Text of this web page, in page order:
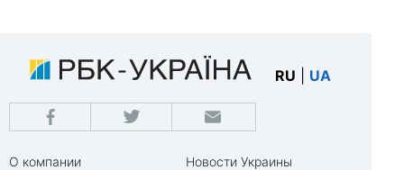
RU UA
О компании
Новости Украины